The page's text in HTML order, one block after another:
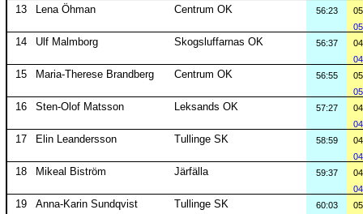
13 Lena Öhman Centrum OK 56:23
14 Ulf Malmborg Skogsluffarnas OK 56:37
15 Maria-Therese Brandberg Centrum OK 56:55
16 Sten-Olof Matsson Leksands OK 57:27
17 Elin Leandersson Tullinge SK 58:59
18 Mikeal Biström Järfälla 59:37
19 Anna-Karin Sundqvist Tullinge SK 60:03